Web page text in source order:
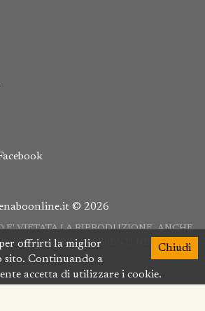
© 2026
E' VIETATA LA RIPRODUZIONE, ANCHE
VIDEO E TESTI PRESENTI NEL SITO
Chiudi
offrirti la miglior
sito. Continuando a
accetta di utilizzare i cookie.